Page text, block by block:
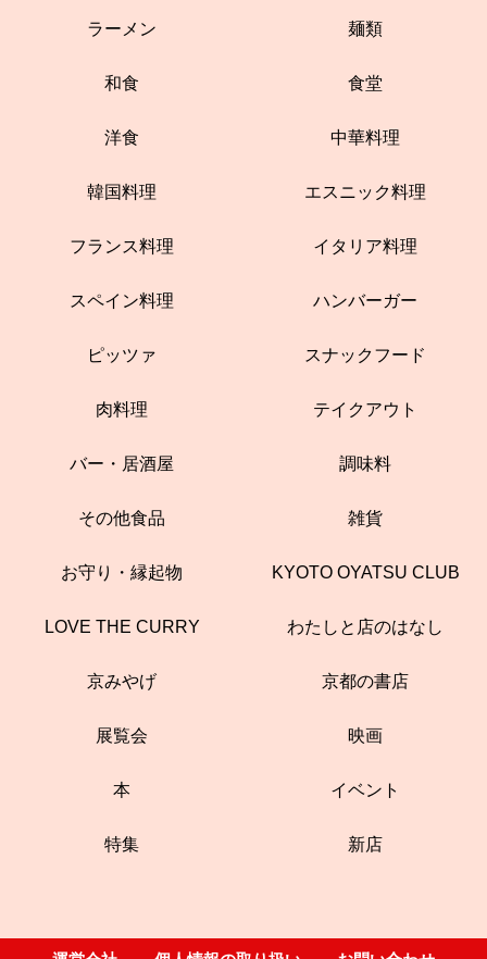
ラーメン 麺類
和食 食堂
洋食 中華料理
韓国料理 エスニック料理
フランス料理 イタリア料理
スペイン料理 ハンバーガー
ピッツァ スナックフード
肉料理 テイクアウト
バー・居酒屋 調味料
その他食品 雑貨
お守り・縁起物 KYOTO OYATSU CLUB
LOVE THE CURRY わたしと店のはなし
京みやげ 京都の書店
展覧会 映画
本 イベント
特集 新店